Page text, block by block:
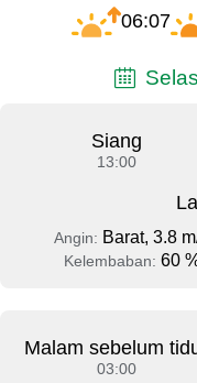
06:07
Siang
13:00
Angin: Barat, 3.8
Kelembaban: 60
Malam sebelum
03:00